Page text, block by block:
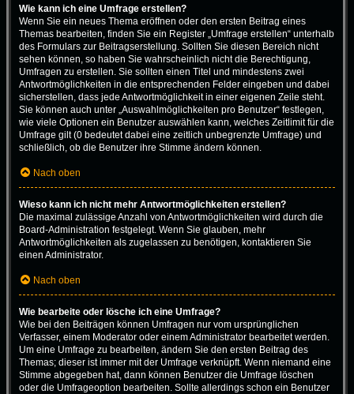
Wie kann ich eine Umfrage erstellen?
Wenn Sie ein neues Thema eröffnen oder den ersten Beitrag eines
Themas bearbeiten, finden Sie ein Register „Umfrage erstellen“ unterhalb
des Formulars zur Beitragserstellung. Sollten Sie diesen Bereich nicht
sehen können, so haben Sie wahrscheinlich nicht die Berechtigung,
Umfragen zu erstellen. Sie sollten einen Titel und mindestens zwei
Antwortmöglichkeiten in die entsprechenden Felder eingeben und dabei
sicherstellen, dass jede Antwortmöglichkeit in einer eigenen Zeile steht.
Sie können auch unter „Auswahlmöglichkeiten pro Benutzer“ festlegen,
wie viele Optionen ein Benutzer auswählen kann, welches Zeitlimit für die
Umfrage gilt (0 bedeutet dabei eine zeitlich unbegrenzte Umfrage) und
schließlich, ob die Benutzer ihre Stimme ändern können.
Nach oben
Wieso kann ich nicht mehr Antwortmöglichkeiten erstellen?
Die maximal zulässige Anzahl von Antwortmöglichkeiten wird durch die
Board-Administration festgelegt. Wenn Sie glauben, mehr
Antwortmöglichkeiten als zugelassen zu benötigen, kontaktieren Sie
einen Administrator.
Nach oben
Wie bearbeite oder lösche ich eine Umfrage?
Wie bei den Beiträgen können Umfragen nur vom ursprünglichen
Verfasser, einem Moderator oder einem Administrator bearbeitet werden.
Um eine Umfrage zu bearbeiten, ändern Sie den ersten Beitrag des
Themas; dieser ist immer mit der Umfrage verknüpft. Wenn niemand eine
Stimme abgegeben hat, dann können Benutzer die Umfrage löschen
oder die Umfrageoption bearbeiten. Sollte allerdings schon ein Benutzer